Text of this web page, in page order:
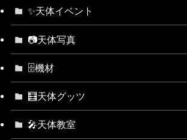
✨天体イベント
📷天体写真
🗄機材
🧮天体グッツ
🎤天体教室